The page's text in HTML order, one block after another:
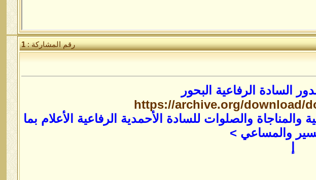
رقم المشاركة :1
السادة الرفاعية البحور
https://archive.org/download/
والصلوات للسادة الأحمدية الرفاعية الأعلام بما
والمساعي >
إ